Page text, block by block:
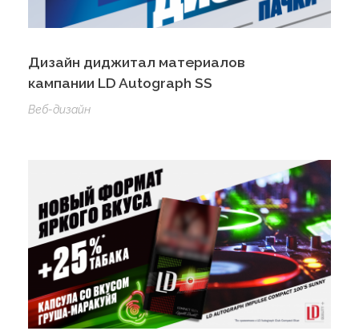
Дизайн диджитал материалов
кампании LD Autograph SS
Веб-дизайн